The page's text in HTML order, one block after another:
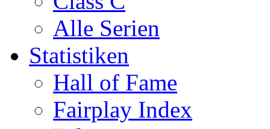
Alle Serien
Statistiken
Hall of Fame
Fairplay Index